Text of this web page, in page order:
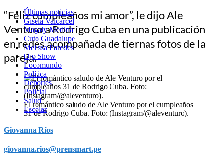
Últimas noticias
Gisela Valcarcel
Magaly Medina
Cuto Guadalupe
Melissa Paredes
Ojo Show
Locomundo
Política
Deportes
Policial
Salud
Escolar
“Feliz cumpleaños mi amor”, le dijo Ale
Venturo a Rodrigo Cuba en una publicación
en redes acompañada de tiernas fotos de la
pareja.
El romántico saludo de Ale Venturo por el cumpleaños
31 de Rodrigo Cuba. Foto: (Instagram/@aleventuro).
Giovanna Ríos
giovanna.rios@prensmart.pe